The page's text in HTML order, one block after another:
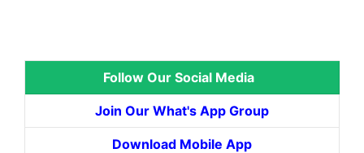
Follow Our Social Media
Join Our What's App Group
Download Mobile App